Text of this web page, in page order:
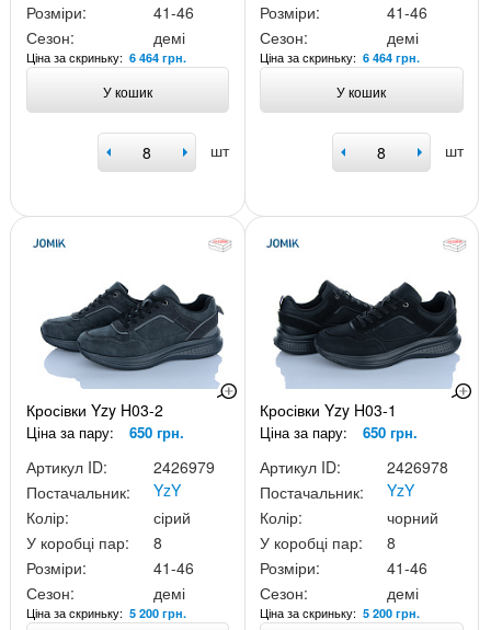
Розміри:
41-46
Сезон:
демі
Ціна за скриньку: 6 464 грн.
У кошик
шт
Розміри:
41-46
Сезон:
демі
Ціна за скриньку:6 464 грн.
У кошик
шт
Кросівки Yzy H03-2
Ціна за пару: 650 грн.
Артикул ID:
2426979
Постачальник:
YzY
Колір:
сірий
У коробці пар:
8
Розміри:
41-46
Сезон:
демі
Ціна за скриньку: 5 200 грн.
Кросівки Yzy H03-1
Ціна за пару: 650 грн.
Артикул ID:
2426978
Постачальник:
YzY
Колір:
чорний
У коробці пар:
8
Розміри:
41-46
Сезон:
демі
Ціна за скриньку:5 200 грн.